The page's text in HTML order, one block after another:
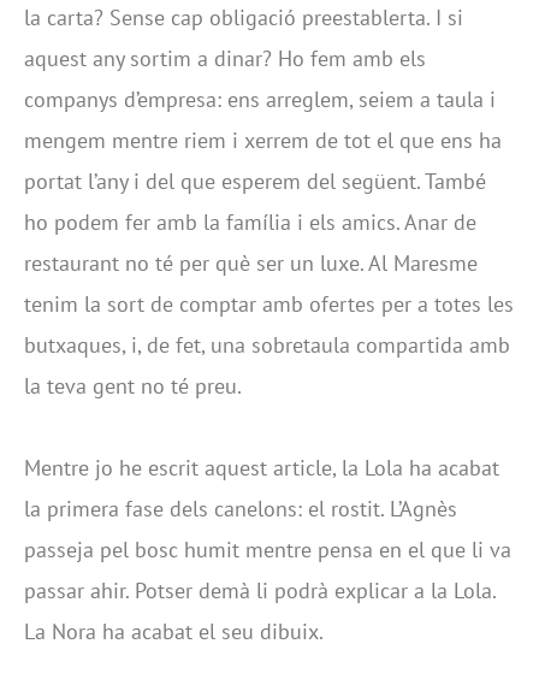
la carta? Sense cap obligació preestablerta. I si
aquest any sortim a dinar? Ho fem amb els
companys d’empresa: ens arreglem, seiem a taula i
mengem mentre riem i xerrem de tot el que ens ha
portat l’any i del que esperem del següent. També
ho podem fer amb la família i els amics. Anar de
restaurant no té per què ser un luxe. Al Maresme
tenim la sort de comptar amb ofertes per a totes les
butxaques, i, de fet, una sobretaula compartida amb
la teva gent no té preu.
Mentre jo he escrit aquest article, la Lola ha acabat
la primera fase dels canelons: el rostit. L’Agnès
passeja pel bosc humit mentre pensa en el que li va
passar ahir. Potser demà li podrà explicar a la Lola.
La Nora ha acabat el seu dibuix.